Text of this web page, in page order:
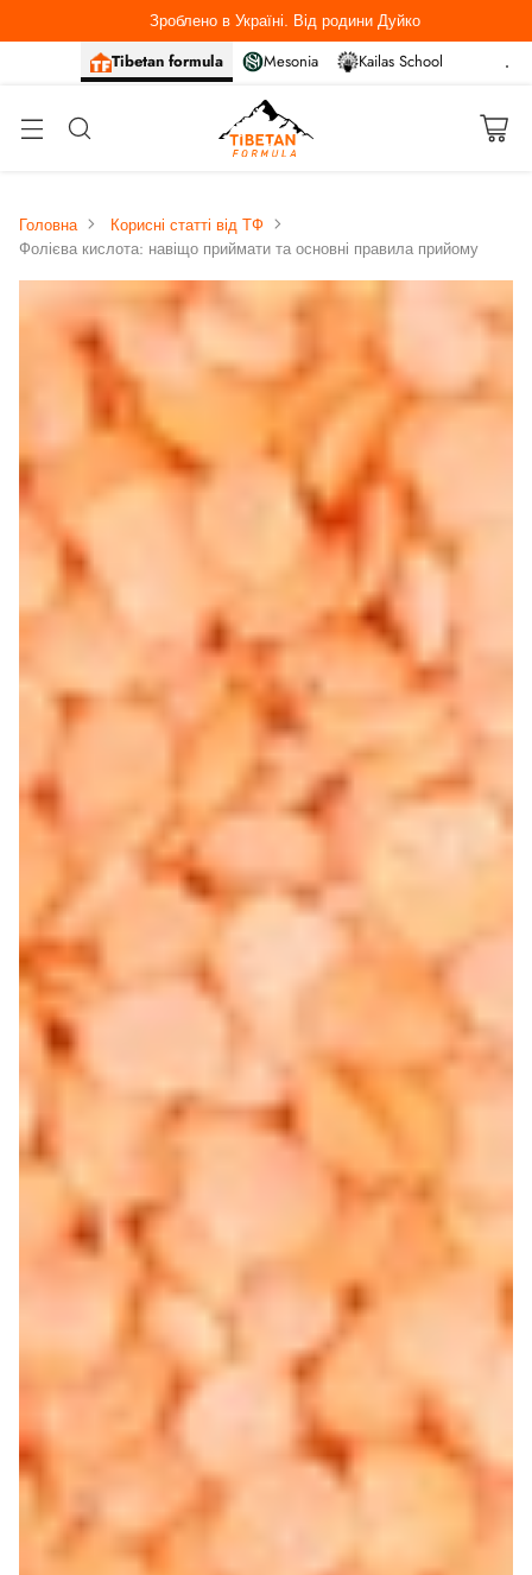
Tibetan formula Mesonia Kailas School
Зроблено в Україні. Від родини Дуйко
Головна
Корисні статті від ТФ
Фолієва кислота: навіщо приймати та основні правила прийому